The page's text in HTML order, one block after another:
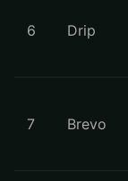
6 Drip
7 Brevo